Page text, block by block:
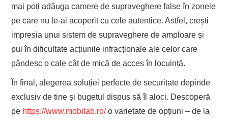
mai poți adăuga camere de supraveghere false în zonele
pe care nu le-ai acoperit cu cele autentice. Astfel, crești
impresia unui sistem de supraveghere de amploare și
pui în dificultate acțiunile infracționale ale celor care
pândesc o cale cât de mică de acces în locuință.
În final, alegerea soluției perfecte de securitate depinde
exclusiv de tine și bugetul dispus să îl aloci. Descoperă
pe https://www.mobilab.ro/o varietate de opțiuni – de la